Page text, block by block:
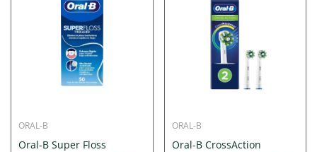
ORAL-B
Oral-B Super Floss
ORAL-B
Oral-B CrossAction